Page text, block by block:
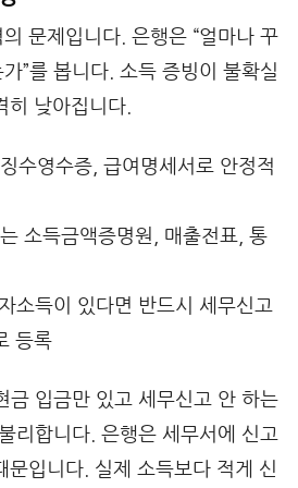
문제입니다. 은행은 “얼마나 꾸
”를 봅니다. 소득 증빙이 불확실
히 낮아집니다.
수영수증, 급여명세서로 안정적
소득금액증명원, 매출전표, 통
소득이 있다면 반드시 세무신고
등록
금 입금만 있고 세무신고 안 하는
리합니다. 은행은 세무서에 신고
문입니다. 실제 소득보다 적게 신